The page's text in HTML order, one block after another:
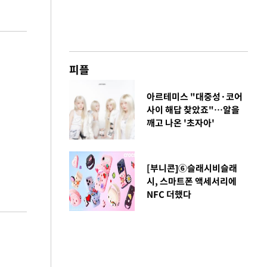
피플
아르테미스 "대중성·코어
사이 해답 찾았죠"…알을
깨고 나온 '초자아'
[부니콘]⑥슬래시비슬래
시, 스마트폰 액세서리에
NFC 더했다